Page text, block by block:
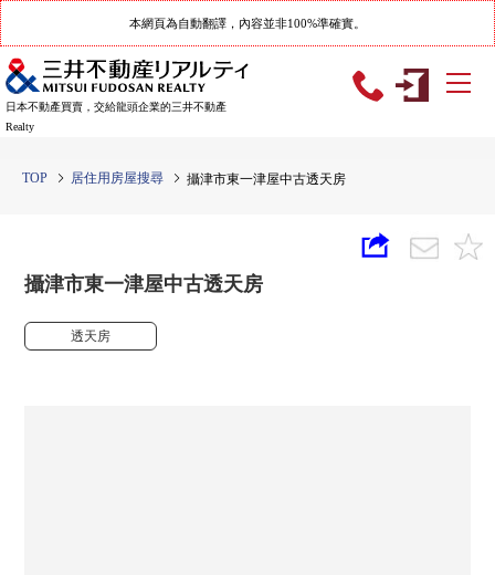
本網頁為自動翻譯，內容並非100%準確實。
日本不動產買賣，交給龍頭企業的三井不動產
Realty
TOP 居住用房屋搜尋 攝津市東一津屋中古透天房
攝津市東一津屋中古透天房
透天房